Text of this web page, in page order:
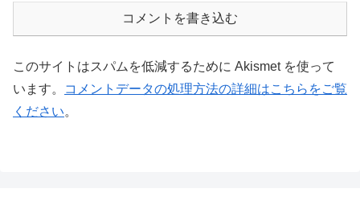
コメントを書き込む
このサイトはスパムを低減するために Akismet を使って
います。
コメントデータの処理方法の詳細はこちらをご覧
ください。